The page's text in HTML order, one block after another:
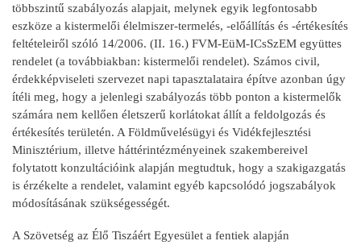
többszintű szabályozás alapjait, melynek egyik legfontosabb
eszköze a kistermelői élelmiszer-termelés, -előállítás és -értékesítés
feltételeiről szóló 14/2006. (II. 16.) FVM-EüM-ICsSzEM együttes
rendelet (a továbbiakban: kistermelői rendelet). Számos civil,
érdekképviseleti szervezet napi tapasztalataira építve azonban úgy
ítéli meg, hogy a jelenlegi szabályozás több ponton a kistermelők
számára nem kellően életszerű korlátokat állít a feldolgozás és
értékesítés területén. A Földművelésügyi és Vidékfejlesztési
Minisztérium, illetve háttérintézményeinek szakembereivel
folytatott konzultációink alapján megtudtuk, hogy a szakigazgatás
is érzékelte a rendelet, valamint egyéb kapcsolódó jogszabályok
módosításának szükségességét.
A Szövetség az Élő Tiszáért Egyesület a fentiek alapján